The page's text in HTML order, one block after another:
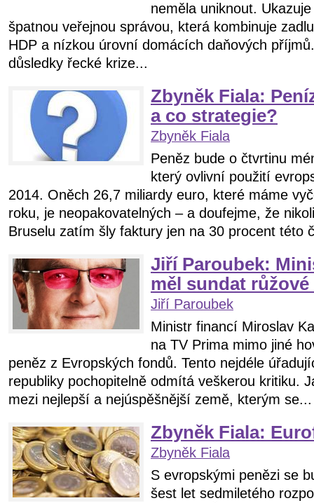
neměla uniknout.
špatnou veřejnou správou, která kombinuje
HDP a nízkou úrovní domácích daňových
důsledky řecké krize...
Zbyněk Fiala:
a co strategie?
Zbyněk Fiala
Peněz bude o čtvrtinu
který ovlivní použití
2014. Oněch 26,7 miliardy euro, které máme
roku, je neopakovatelných – a doufejme, že
Bruselu zatím šly faktury jen na 30 procent této
Jiří Paroubek:
měl sundat
Jiří Paroubek
Ministr financí Miroslav
na TV Prima mimo jiné
peněz z Evropských fondů. Tento nejdéle
republiky pochopitelně odmítá veškerou kritiku.
mezi nejlepší a nejúspěšnější země, kterým se...
Zbyněk Fiala:
Zbyněk Fiala
S evropskými penězi se
šest let sedmiletého